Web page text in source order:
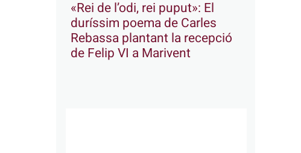
«Rei de l’odi, rei puput»: El
duríssim poema de Carles
Rebassa plantant la recepció
de Felip VI a Marivent